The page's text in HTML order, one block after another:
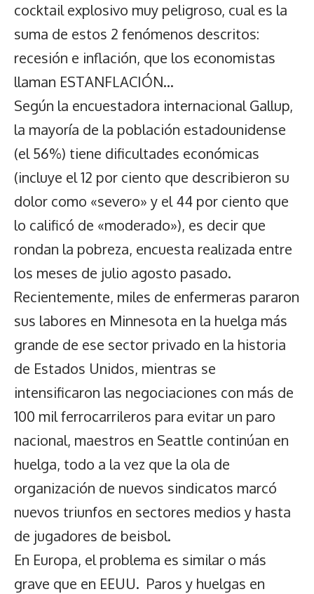
cocktail explosivo muy peligroso, cual es la
suma de estos 2 fenómenos descritos:
recesión e inflación, que los economistas
llaman ESTANFLACIÓN…
Según la encuestadora internacional Gallup,
la mayoría de la población estadounidense
(el 56%) tiene dificultades económicas
(incluye el 12 por ciento que describieron su
dolor como «severo» y el 44 por ciento que
lo calificó de «moderado»), es decir que
rondan la pobreza, encuesta realizada entre
los meses de julio agosto pasado.
Recientemente, miles de enfermeras pararon
sus labores en Minnesota en la huelga más
grande de ese sector privado en la historia
de Estados Unidos, mientras se
intensificaron las negociaciones con más de
100 mil ferrocarrileros para evitar un paro
nacional, maestros en Seattle continúan en
huelga, todo a la vez que la ola de
organización de nuevos sindicatos marcó
nuevos triunfos en sectores medios y hasta
de jugadores de beisbol.
En Europa, el problema es similar o más
grave que en EEUU. Paros y huelgas en